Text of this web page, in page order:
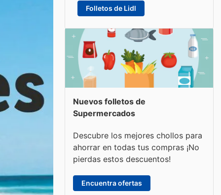
Folletos de Lidl
Nuevos folletos de
Supermercados
Descubre los mejores chollos para
ahorrar en todas tus compras ¡No
pierdas estos descuentos!
Encuentra ofertas